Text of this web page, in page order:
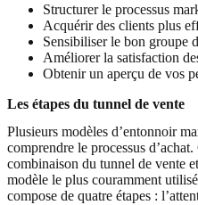
Structurer le processus
Acquérir des clients plus
Sensibiliser le bon groupe
Améliorer la satisfaction
Obtenir un aperçu de vos
Les étapes du tunnel de vente
Plusieurs modèles d’entonnoir
comprendre le processus
combinaison du tunnel de vente
modèle le plus couramment
compose de quatre étapes :